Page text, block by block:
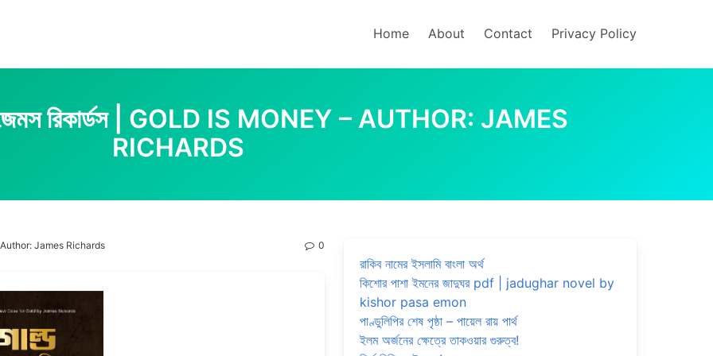
Home About Contact Privacy Policy
জেমস রিকার্ডস | GOLD IS MONEY – AUTHOR: JAMES
RICHARDS
– Author: James Richards 0
রাকিব নামের ইসলামি বাংলা অর্থ
কিশোর পাশা ইমনের জাদুঘর pdf | jadughar novel by
kishor pasa emon
পাণ্ডুলিপির শেষ পৃষ্ঠা – পায়েল রায় পার্থ
ইলম অর্জনের ক্ষেত্রে তাকওয়ার গুরুত্ব!